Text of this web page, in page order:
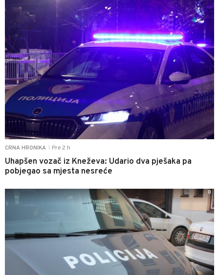
CRNA HRONIKA Pre 2 h
Uhapšen vozač iz Kneževa: Udario dva pješaka pa
pobjegao sa mjesta nesreće
0